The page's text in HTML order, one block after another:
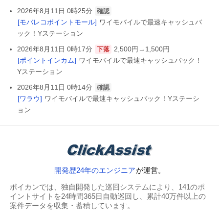
2026年8月11日 0時25分
確認
[モバレコポイントモール] ワイモバイルで最速キャッシュバ
ック！Yステーション
2026年8月11日 0時17分
下落 2,500円→1,500円
[ポイントインカム] ワイモバイルで最速キャッシュバック！
Yステーション
2026年8月11日 0時14分
確認
[ワラウ] ワイモバイルで最速キャッシュバック！Yステーシ
ョン
開発歴24年のエンジニアが運営。
ポイカンでは、独自開発した巡回システムにより、141のポ
イントサイトを24時間365日自動巡回し、累計40万件以上の
案件データを収集・蓄積しています。